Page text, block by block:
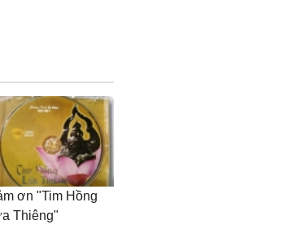
ơn "Tim Hồng
Thiêng"